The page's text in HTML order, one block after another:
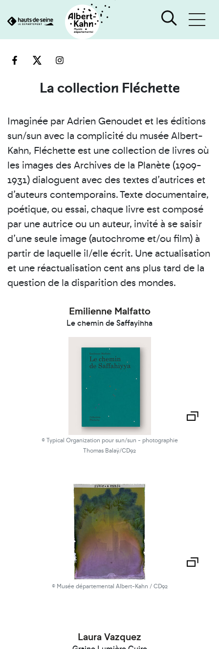
au
La collection Fléchette
Imaginée par Adrien Genoudet et les éditions
sun/sun avec la complicité du musée Albert-
Kahn, Fléchette est une collection de livres où
les images des Archives de la Planète (1909-
1931) dialoguent avec des textes d’autrices et
d’auteurs contemporains. Texte documentaire,
poétique, ou essai, chaque livre est composé
par une autrice ou un auteur, invité à se saisir
d’une seule image (autochrome et/ou film) à
partir de laquelle il/elle écrit. Une actualisation
et une réactualisation cent ans plus tard de la
question de la disparition des mondes.
Emilienne Malfatto
Le chemin de Saffayihha
© Typical Organization pour sun/sun - photographie
Thomas Balaÿ/CD92
© Musée départemental Albert-Kahn / CD92
Laura Vazquez
Cookies et traceurs utilisés sur ce site